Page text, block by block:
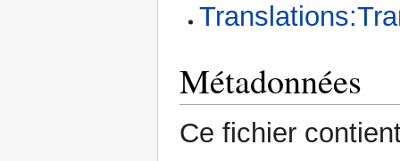
Métadonnées
Ce fichier